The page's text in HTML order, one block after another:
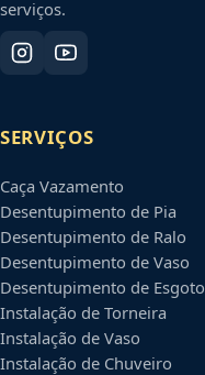
serviços.
SERVIÇOS
Caça Vazamento
Desentupimento de Pia
Desentupimento de Ralo
Desentupimento de Vaso
Desentupimento de Esgoto
Instalação de Torneira
Instalação de Vaso
Instalação de Chuveiro